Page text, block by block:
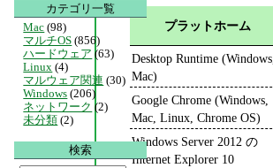
プラットホーム
Desktop Runtime (Windows,
Mac)
Google Chrome (Windows,
Mac, Linux, Chrome OS)
Windows Server 2012 の
Internet Explorer 10
カテゴリ一覧
Mac (98)
マルチOS (856)
ハードウェア (63)
Linux (4)
マルウェア関連 (30)
Windows (206)
ネットワーク (2)
未分類 (2)
検索